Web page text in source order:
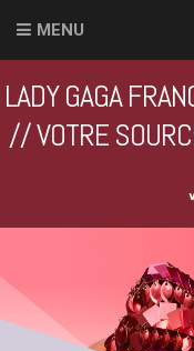
MENU
LADY GAGA
// VOTRE